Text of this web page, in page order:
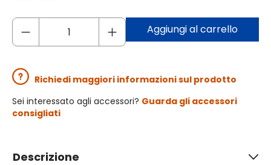
Aggiungi al carrello
Richiedi maggiori informazioni sul prodotto
Sei interessato agli accessori? Guarda gli accessori
consigliati
Descrizione